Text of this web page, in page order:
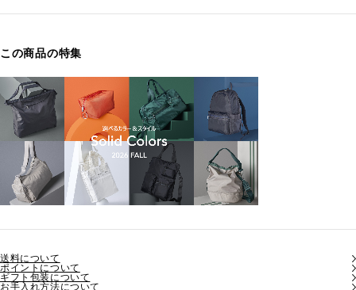
この商品の特集
送料について
ポイントについて
ギフト包装について
お手入れ方法について